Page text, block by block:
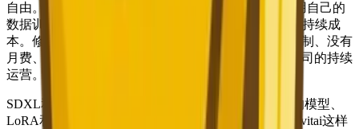
自由。使用Stable Diffusion，你拥有完全的控制权。用自己的
数据训练自定义模型。在自己的GPU上本地运行，零持续成
本。修改代码以适应你的精确工作流程。没有使用限制、没有
月费、没有内容过滤（无论好坏），也不依赖任何公司的持续
运营。
SDXL和SD3.5模型系列产出优秀的结果，社区创建的模型、
LoRA和ControlNet扩展生态系统是无与伦比的。像Civitai这样